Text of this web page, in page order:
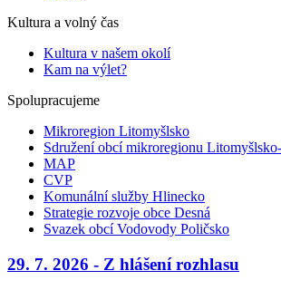
Kultura a volný čas
Kultura v našem okolí
Kam na výlet?
Spolupracujeme
Mikroregion Litomyšlsko
Sdružení obcí mikroregionu
MAP
CVP
Komunální služby Hlinecko
Strategie rozvoje obce Desná
Svazek obcí Vodovody Poličsko
29. 7. 2026 - Z hlášení rozhlasu